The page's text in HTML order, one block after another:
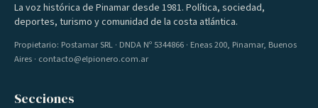
La voz histórica de Pinamar desde 1981. Política, sociedad,
deportes, turismo y comunidad de la costa atlántica.
Propietario: Postamar SRL · DNDA Nº 5344866 · Eneas 200, Pinamar, Buenos
Aires · contacto@elpionero.com.ar
Secciones